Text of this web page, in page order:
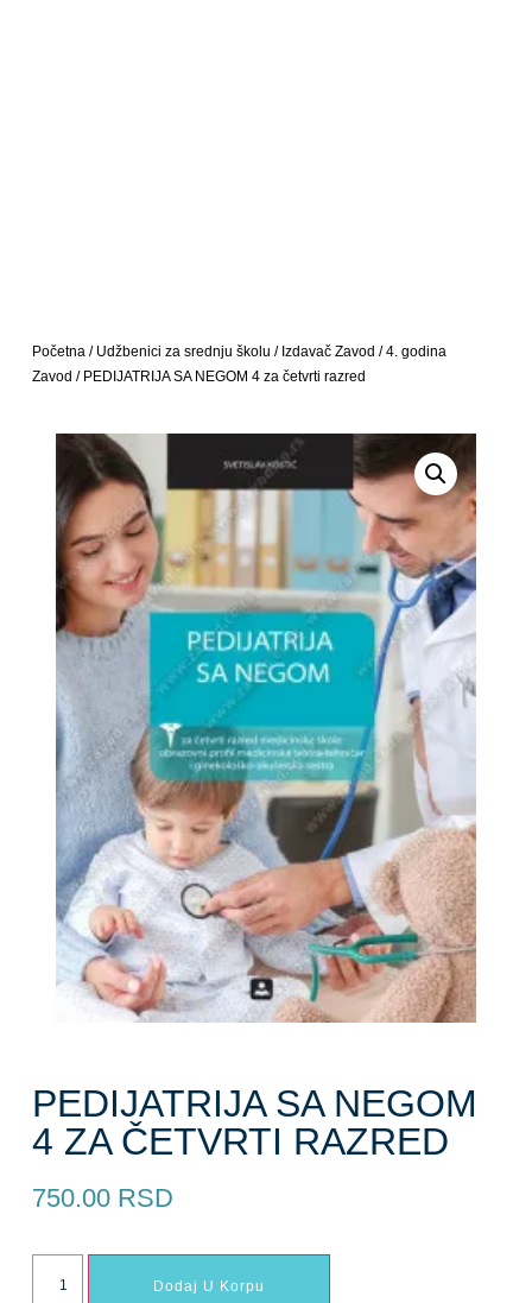
Početna/ Udžbenici za srednju školu / Izdavač Zavod /4. godina
Zavod / PEDIJATRIJA SA NEGOM 4 za četvrti razred
PEDIJATRIJA SA NEGOM
4 ZA ČETVRTI RAZRED
750.00 RSD
Dodaj U Korpu